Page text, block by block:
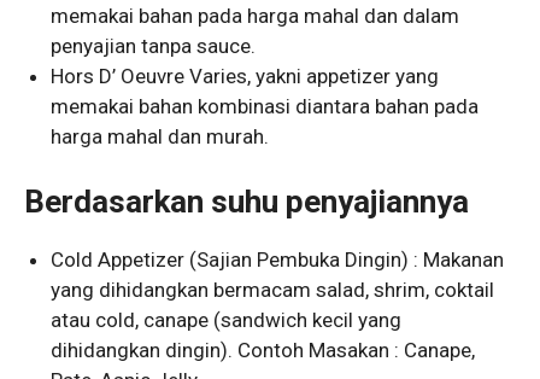
memakai bahan pada harga mahal dan dalam
penyajian tanpa sauce.
Hors D’ Oeuvre Varies, yakni appetizer yang
memakai bahan kombinasi diantara bahan pada
harga mahal dan murah.
Berdasarkan suhu penyajiannya
Cold Appetizer (Sajian Pembuka Dingin) : Makanan
yang dihidangkan bermacam salad, shrim, coktail
atau cold, canape (sandwich kecil yang
dihidangkan dingin). Contoh Masakan : Canape,